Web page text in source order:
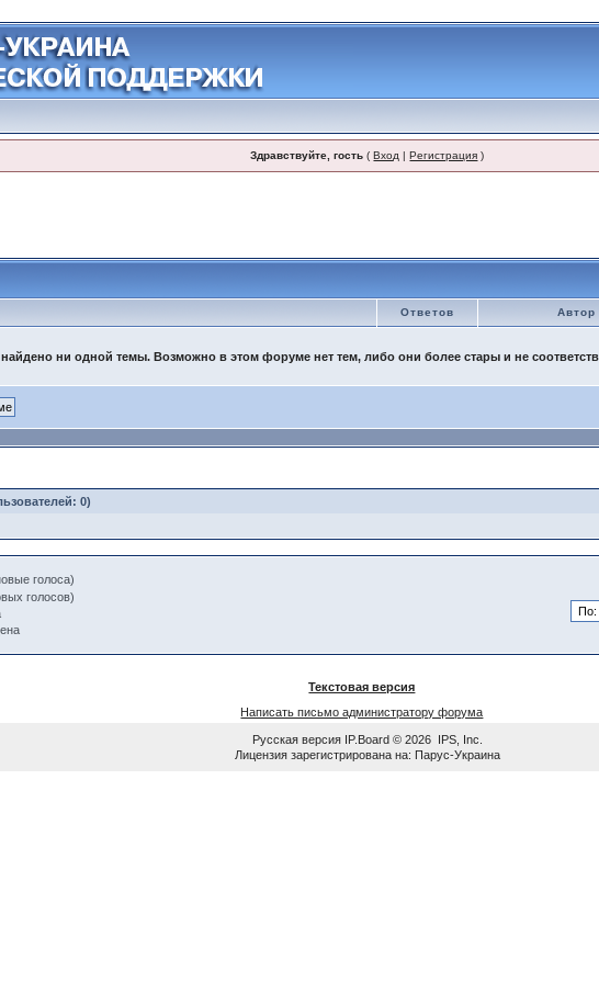
Здравствуйте, гость (Вход |Регистрация )
Ответов Автор
ни одной темы. Возможно в этом форуме нет тем, либо они более стары и не
0)
голоса)
голосов)
Текстовая версия
Написать письмо администратору форума
Русская версия IP.Board© 2026 IPS, Inc
Лицензия зарегистрирована на: Парус-Украина